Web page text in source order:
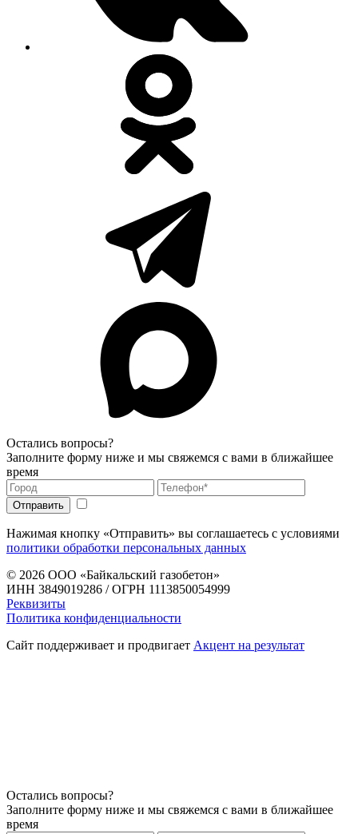
Остались вопросы?
Заполните форму ниже и мы свяжемся с вами в ближайшее
время
Нажимая кнопку «Отправить» вы соглашаетесь с условиями
политики обработки персональных данных
© 2026 ООО «Байкальский газобетон»
ИНН 3849019286 / ОГРН 1113850054999
Реквизиты
Политика конфиденциальности
Сайт поддерживает и продвигает Акцент на результат
Остались вопросы?
Заполните форму ниже и мы свяжемся с вами в ближайшее
время